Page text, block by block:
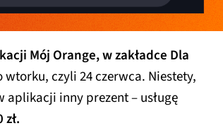
Mój Orange, w zakładce Dla
wtorku, czyli 24 czerwca. Niestety,
aplikacji inny prezent – usługę